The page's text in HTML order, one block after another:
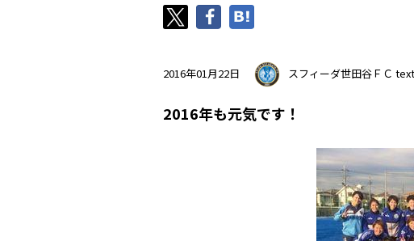
2016年01月22日 スフィーダ世田谷ＦＣ
2016年も元気です！